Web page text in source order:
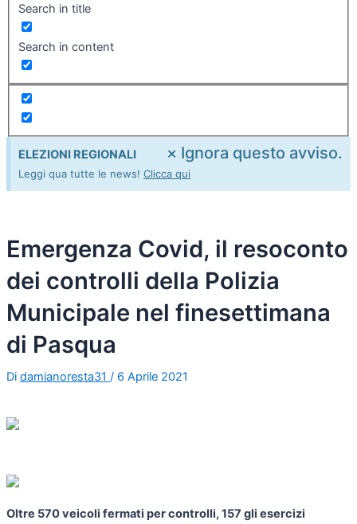
Search in title
Search in content
ELEZIONI REGIONALI
Leggi qua tutte le news! Clicca qui
× Ignora questo avviso.
Emergenza Covid, il resoconto
dei controlli della Polizia
Municipale nel finesettimana
di Pasqua
Di damianoresta31 / 6 Aprile 2021
Oltre 570 veicoli fermati per controlli, 157 gli esercizi